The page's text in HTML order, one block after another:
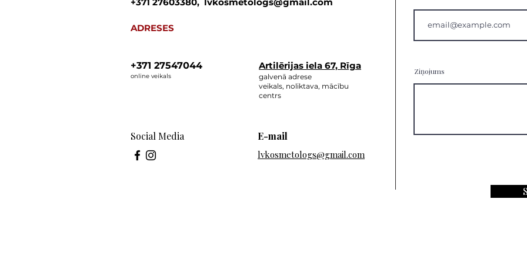
ADRESES
+371 27547044
online veikals
Social Media
Artilērijas iela 67, Rīga
galvenā adrese
veikals, noliktava, mācību
centrs
E-mail
lvkosmetologs@gmail.com
Ziņojums